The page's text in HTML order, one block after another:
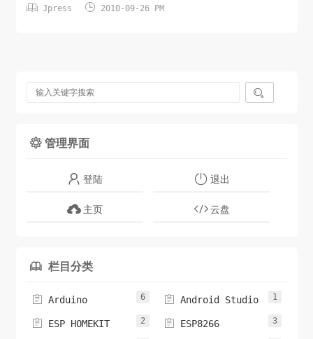
&& ./oneinstack/install.sh --nginx_...
 Jpress  2010-09-26 PM

 管理界面
登陆 退出
主页 云盘
 栏目分类
 Arduino 6  Android Studio 1
 ESP HOMEKIT 2  ESP8266 3